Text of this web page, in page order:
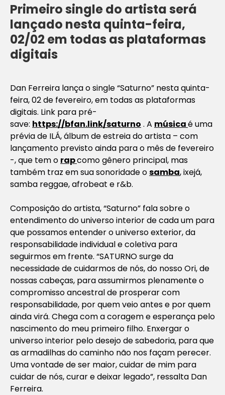
Primeiro single do artista será
lançado nesta quinta-feira,
02/02 em todas as plataformas
digitais
Dan Ferreira lança o single “Saturno” nesta quinta-
feira, 02 de fevereiro, em todas as plataformas
digitais. Link para pré-
save: https://bfan.link/saturno . A músicaé uma
prévia de ILÁ, álbum de estreia do artista – com
lançamento previsto ainda para o mês de fevereiro
-, que tem o rapcomo gênero principal, mas
também traz em sua sonoridade osamba, ixejá,
samba reggae, afrobeat e r&b.
Composição do artista, “Saturno” fala sobre o
entendimento do universo interior de cada um para
que possamos entender o universo exterior, da
responsabilidade individual e coletiva para
seguirmos em frente. “SATURNO surge da
necessidade de cuidarmos de nós, do nosso Ori, de
nossas cabeças, para assumirmos plenamente o
compromisso ancestral de prosperar com
responsabilidade, por quem veio antes e por quem
ainda virá. Chega com a coragem e esperança pelo
nascimento do meu primeiro filho. Enxergar o
universo interior pelo desejo de sabedoria, para que
as armadilhas do caminho não nos façam perecer.
Uma vontade de ser maior, cuidar de mim para
cuidar de nós, curar e deixar legado”, ressalta Dan
Ferreira.